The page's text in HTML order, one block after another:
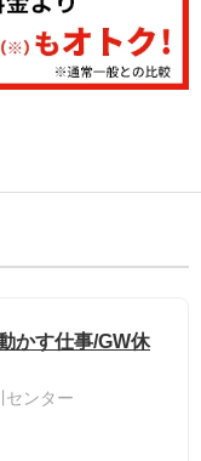
かす仕事/GW休
センター